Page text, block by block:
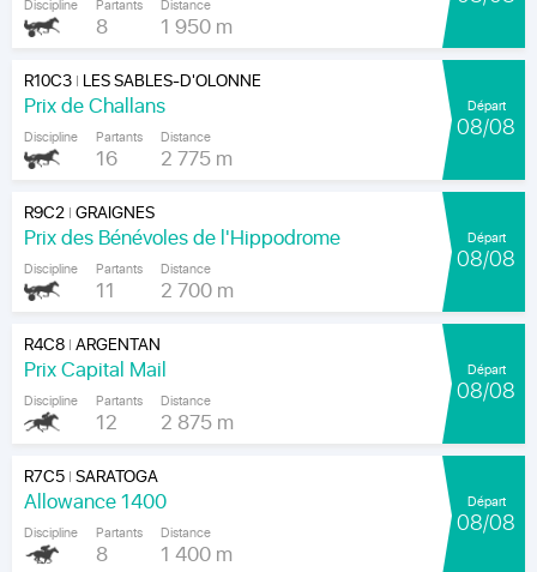
Discipline Partants
8
Distance
1 950 m
R10C3| LES SABLES-D'OLONNE
Prix de Challans
Discipline Partants
16
Distance
2 775 m
Départ
08/08
R9C2|GRAIGNES
Prix des Bénévoles de l'Hippodrome
Discipline Partants
11
Distance
2 700 m
Départ
08/08
R4C8|ARGENTAN
Prix Capital Mail
Discipline Partants
12
Distance
2 875 m
Départ
08/08
R7C5|SARATOGA
Allowance 1400
Discipline Partants
8
Distance
1 400 m
Départ
08/08